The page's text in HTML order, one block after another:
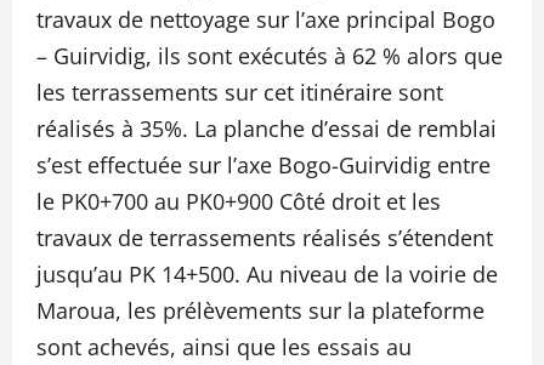
travaux de nettoyage sur l’axe principal Bogo
– Guirvidig, ils sont exécutés à 62 % alors que
les terrassements sur cet itinéraire sont
réalisés à 35%. La planche d’essai de remblai
s’est effectuée sur l’axe Bogo-Guirvidig entre
le PK0+700 au PK0+900 Côté droit et les
travaux de terrassements réalisés s’étendent
jusqu’au PK 14+500. Au niveau de la voirie de
Maroua, les prélèvements sur la plateforme
sont achevés, ainsi que les essais au